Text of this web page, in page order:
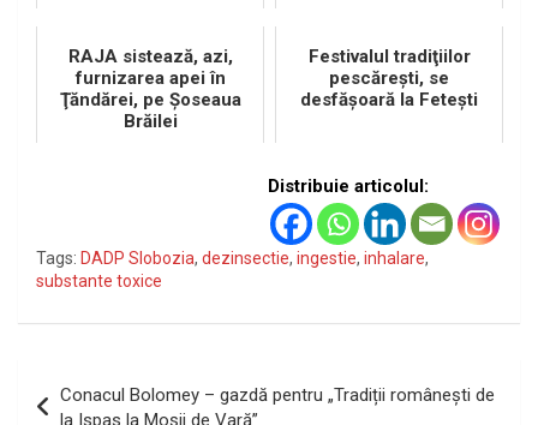
RAJA sistează, azi,
furnizarea apei în
Ţăndărei, pe Şoseaua
Brăilei
Festivalul tradiţiilor
pescăreşti, se
desfăşoară la Feteşti
Distribuie articolul:
Tags: DADP Slobozia, dezinsectie, ingestie, inhalare,
substante toxice
în
Conacul Bolomey – gazdă pentru „Tradiții românești de
la Ispas la Moșii de Vară”